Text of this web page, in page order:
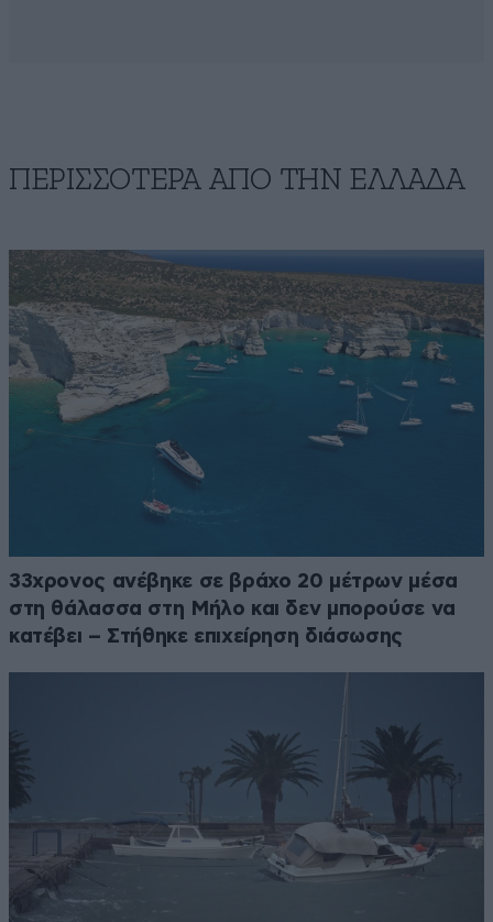
ΠΕΡΙΣΣΟΤΕΡΑ ΑΠΟ ΤΗΝ ΕΛΛΑΔΑ
33χρονος ανέβηκε σε βράχο 20 μέτρων μέσα
στη θάλασσα στη Μήλο και δεν μπορούσε να
κατέβει – Στήθηκε επιχείρηση διάσωσης